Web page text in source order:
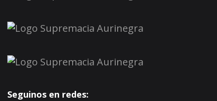
Seguinos en redes: